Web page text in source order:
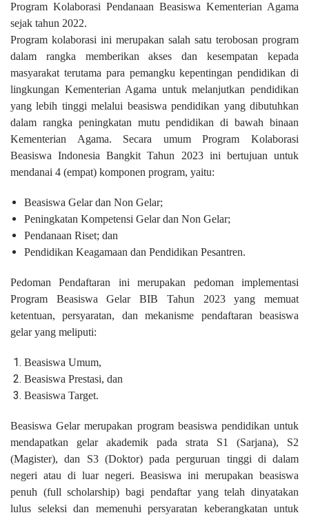
Program Kolaborasi Pendanaan Beasiswa Kementerian Agama
sejak tahun 2022.
Program kolaborasi ini merupakan salah satu terobosan program
dalam rangka memberikan akses dan kesempatan kepada
masyarakat terutama para pemangku kepentingan pendidikan di
lingkungan Kementerian Agama untuk melanjutkan pendidikan
yang lebih tinggi melalui beasiswa pendidikan yang dibutuhkan
dalam rangka peningkatan mutu pendidikan di bawah binaan
Kementerian Agama. Secara umum Program Kolaborasi
Beasiswa Indonesia Bangkit Tahun 2023 ini bertujuan untuk
mendanai 4 (empat) komponen program, yaitu:
Beasiswa Gelar dan Non Gelar;
Peningkatan Kompetensi Gelar dan Non Gelar;
Pendanaan Riset; dan
Pendidikan Keagamaan dan Pendidikan Pesantren.
Pedoman Pendaftaran ini merupakan pedoman implementasi
Program Beasiswa Gelar BIB Tahun 2023 yang memuat
ketentuan, persyaratan, dan mekanisme pendaftaran beasiswa
gelar yang meliputi:
Beasiswa Umum,
Beasiswa Prestasi, dan
Beasiswa Target.
Beasiswa Gelar merupakan program beasiswa pendidikan untuk
mendapatkan gelar akademik pada strata S1 (Sarjana), S2
(Magister), dan S3 (Doktor) pada perguruan tinggi di dalam
negeri atau di luar negeri. Beasiswa ini merupakan beasiswa
penuh (full scholarship) bagi pendaftar yang telah dinyatakan
lulus seleksi dan memenuhi persyaratan keberangkatan untuk